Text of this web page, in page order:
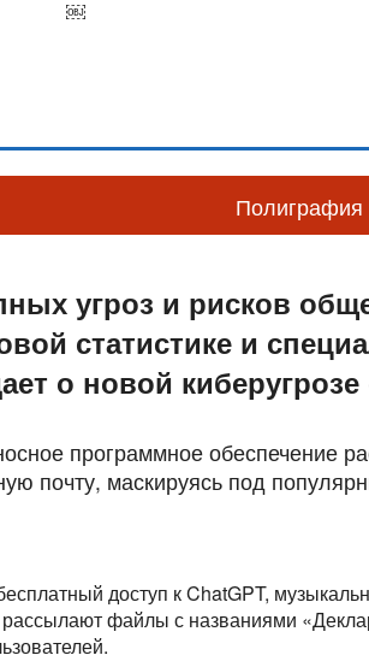
￼
Полиграфия
угроз и рисков
статистике и
о новой киберугрозе
программное обеспечение
почту, маскируясь под
доступ к ChatGPT,
файлы с названиями